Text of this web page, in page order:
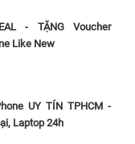
- TẶNG Voucher
Like New
UY TÍN TPHCM -
Laptop 24h